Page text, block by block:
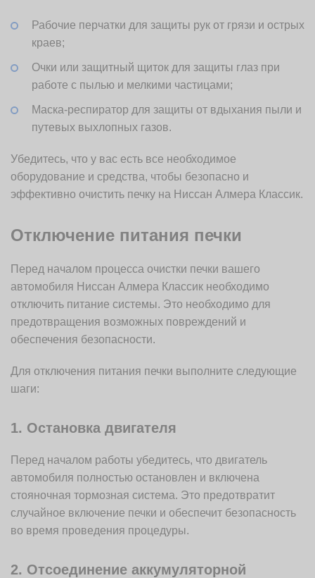
Рабочие перчатки для защиты рук от грязи и острых
краев;
Очки или защитный щиток для защиты глаз при
работе с пылью и мелкими частицами;
Маска-респиратор для защиты от вдыхания пыли и
путевых выхлопных газов.
Убедитесь, что у вас есть все необходимое
оборудование и средства, чтобы безопасно и
эффективно очистить печку на Ниссан Алмера Классик.
Отключение питания печки
Перед началом процесса очистки печки вашего
автомобиля Ниссан Алмера Классик необходимо
отключить питание системы. Это необходимо для
предотвращения возможных повреждений и
обеспечения безопасности.
Для отключения питания печки выполните следующие
шаги:
1. Остановка двигателя
Перед началом работы убедитесь, что двигатель
автомобиля полностью остановлен и включена
стояночная тормозная система. Это предотвратит
случайное включение печки и обеспечит безопасность
во время проведения процедуры.
2. Отсоединение аккумуляторной